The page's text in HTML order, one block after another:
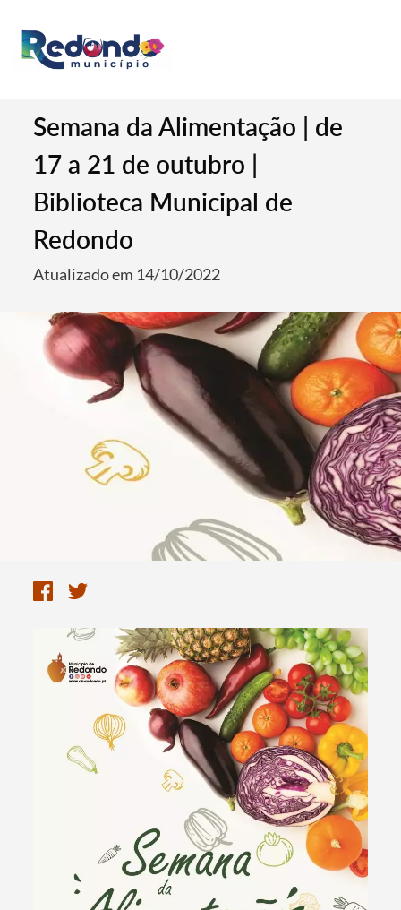
Semana da Alimentação | de
17 a 21 de outubro |
Biblioteca Municipal de
Redondo
Atualizado em 14/10/2022